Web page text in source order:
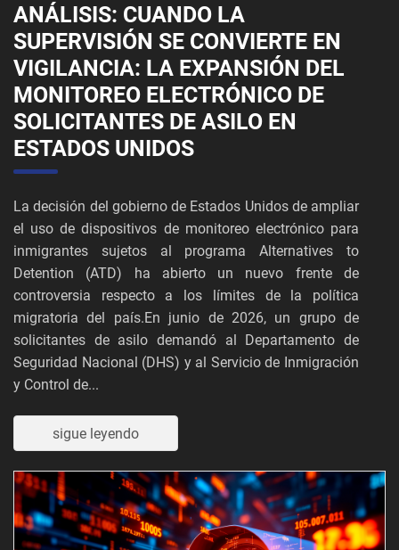
ANÁLISIS: CUANDO LA
SUPERVISIÓN SE CONVIERTE EN
VIGILANCIA: LA EXPANSIÓN DEL
MONITOREO ELECTRÓNICO DE
SOLICITANTES DE ASILO EN
ESTADOS UNIDOS
La decisión del gobierno de Estados Unidos de ampliar
el uso de dispositivos de monitoreo electrónico para
inmigrantes sujetos al programa Alternatives to
Detention (ATD) ha abierto un nuevo frente de
controversia respecto a los límites de la política
migratoria del país.En junio de 2026, un grupo de
solicitantes de asilo demandó al Departamento de
Seguridad Nacional (DHS) y al Servicio de Inmigración
y Control de...
sigue leyendo